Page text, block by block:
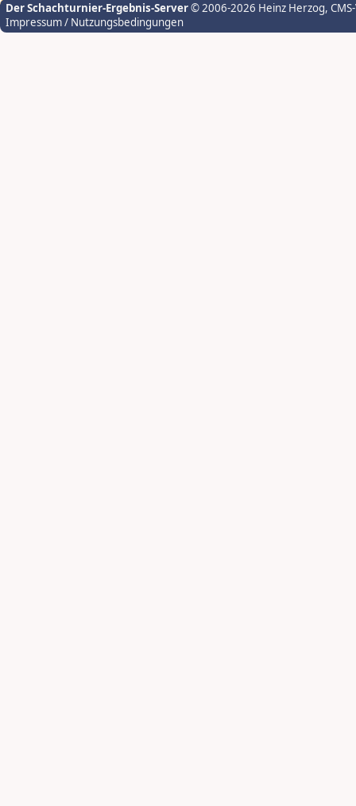
Der Schachturnier-Ergebnis-Server© 2006-2026 Heinz Herzog,
Impressum / Nutzungsbedingungen